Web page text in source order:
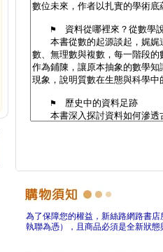
為了保障您的權益，新絲路網路書
執聯為憑），且商品必須是全新狀